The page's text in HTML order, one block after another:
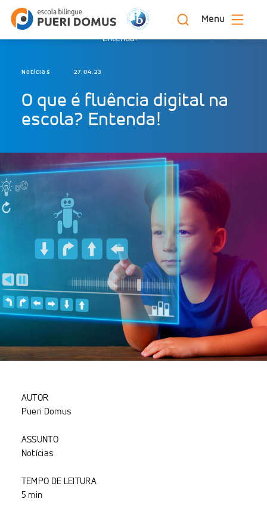
Menu
Início
O que é fluência digital na escola?
Entenda!
Notícias 27.04.23
O que é fluência digital na
escola? Entenda!
AUTOR
Pueri Domus
ASSUNTO
Notícias
TEMPO DE LEITURA
5 min